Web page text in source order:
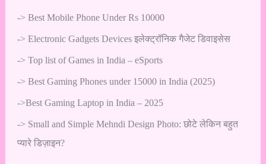
-> Best Mobile Phone Under Rs 10000
-> Electronic Gadgets Devices इलेक्ट्रॉनिक गैजेट डिवाइसेस
-> Top list of Games in India – eSports
-> Best Gaming Phones under 15000 in India (2025)
->Best Gaming Laptop in India – 2025
-> Small and Simple Mehndi Design Photo: छोटे लेकिन बहुत
प्यारे डिज़ाइन?